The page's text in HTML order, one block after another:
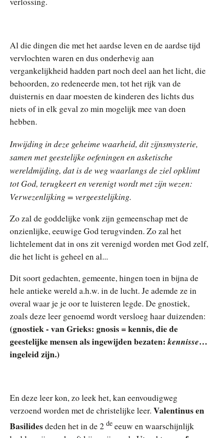
Al die dingen die met het aardse leven en de aardse tijd
vervlochten waren en dus onderhevig aan
vergankelijkheid hadden part noch deel aan het licht, die
behoorden, zo redeneerde men, tot het rijk van de
duisternis en daar moesten de kinderen des lichts dus
niets of in elk geval zo min mogelijk mee van doen
hebben.
Inwijding in deze geheime waarheid, dit zijnsmysterie,
samen met geestelijke oefeningen en asketische
wereldmijding, dat is de weg waarlangs de ziel opklimt
tot God, terugkeert en verenigt wordt met zijn wezen:
Verwezenlijking = vergeestelijking.
Zo zal de goddelijke vonk zijn gemeenschap met de
onzienlijke, eeuwige God terugvinden. Zo zal het
lichtelement dat in ons zit verenigd worden met God zelf,
die het licht is geheel en al...
Dit soort gedachten, gemeente, hingen toen in bijna de
hele antieke wereld a.h.w. in de lucht. Je ademde ze in
overal waar je je oor te luisteren legde. De gnostiek,
zoals deze leer genoemd wordt versloeg haar duizenden:
(gnostiek - van Grieks: gnosis = kennis, die de
geestelijke mensen als ingewijden bezaten:kennisse…
ingeleid zijn.)
En deze leer kon, zo leek het, kan eenvoudigweg
verzoend worden met de christelijke leer. Valentinus en
Basilidesdeden het in de 2 de eeuw en waarschijnlijk